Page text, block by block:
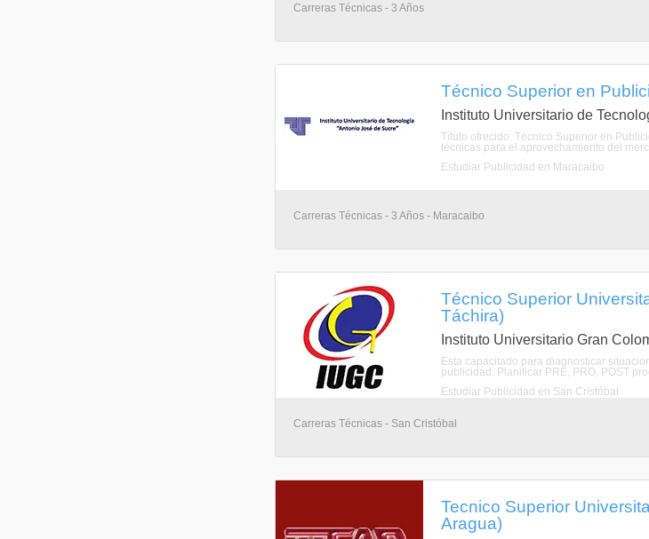
Carreras Técnicas - 3 Años
Técnico Superior en
Instituto Universitario de
Título ofrecido: Técnico Superior en
técnicas para el aprovechamiento del
Estudiar Publicidad en Maracaibo
Carreras Técnicas - 3 Años - Maracaibo
Técnico Superior
Táchira)
Instituto Universitario Gran
Esta capacitado para diagnosticar
publicidad. Planificar PRE, PRO, POST
Estudiar Publicidad en San Cristóbal
Carreras Técnicas - San Cristóbal
Tecnico Superior
Aragua)